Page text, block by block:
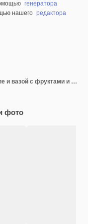
генератора
нашего редактора
Розетка сбоку с орехами в скорлупе и вазой с фруктами и лимонами на столе
фото